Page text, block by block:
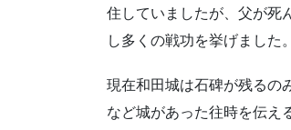
住していましたが、父が死
し多くの戦功を挙げました
現在和田城は石碑が残るの
など城があった往時を伝え